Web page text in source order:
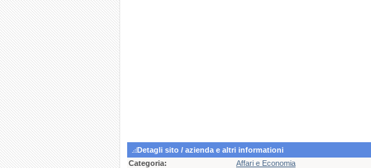
Detagli sito / azienda e altri informationi
Categoria:
Affari e Economia